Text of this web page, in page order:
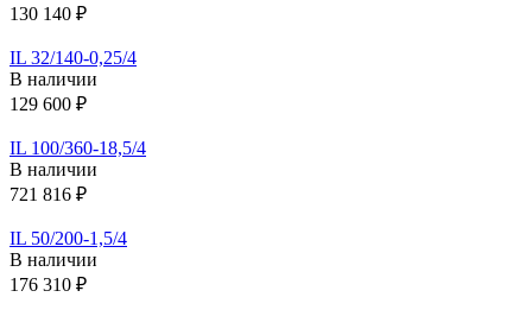
130 140 ₽
IL 32/140-0,25/4
В наличии
129 600 ₽
IL 100/360-18,5/4
В наличии
721 816 ₽
IL 50/200-1,5/4
В наличии
176 310 ₽